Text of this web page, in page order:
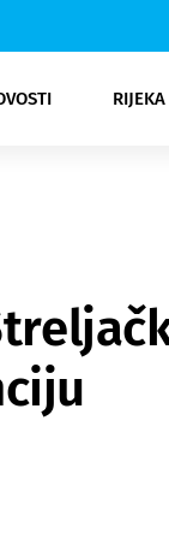
Opatija
NK
Moda
Kultura